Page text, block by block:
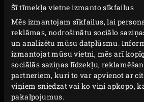
Šī tīmekļa vietne izmanto sīkfailus
Mēs izmantojam sīkfailus, lai
reklāmas, nodrošinātu sociālo
un analizētu mūsu datplūsmu.
izmantojat mūsu vietni, mēs arī
sociālās saziņas līdzekļu,
partneriem, kuri to var apvienot ar
viņiem sniedzat vai ko viņi apkopo,
pakalpojumus.
rokturiem un MiniMax modelim
čuguna panna ir perfekts pāris. Šajā
panna darbojas kā pannas vāks.
Čuguns kalpo visu mūžu (vai pat
ārkārtīgi karstumizturīgs, un tam ir
ļaujot visai virsmai uzkarst